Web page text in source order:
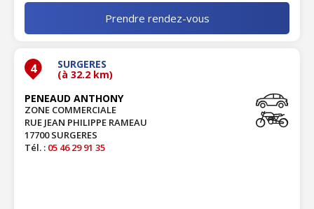
Prendre rendez-vous
4 SURGERES
(à 32.2 km)
PENEAUD ANTHONY
ZONE COMMERCIALE
RUE JEAN PHILIPPE RAMEAU
17700 SURGERES
Tél. : 05 46 29 91 35